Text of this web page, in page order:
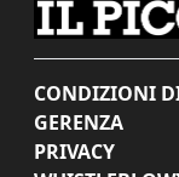
CONDIZIONI
GERENZA
PRIVACY